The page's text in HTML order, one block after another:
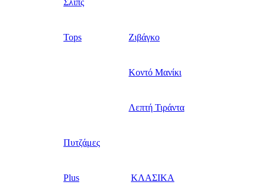
Tops Ζιβάγκο
Κοντό Μανίκι
Λεπτή Τιράντα
Πυτζάμες
Plus ΚΛΑΣΙΚΑ